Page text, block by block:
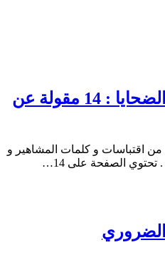
حكم و أقوال عن الضحايا : 14 مقولة عن
من اقتباسات و كلمات المشاهير و
تحتوي الصفحة على 14…